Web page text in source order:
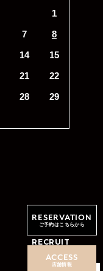
RESERVATION
ご予約はこちらから
ACCESS
店舗情報
1
7
8
14
15
21
22
28
29
RECRUIT